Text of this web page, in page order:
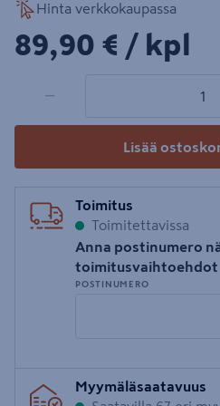
Hinta verkkokaupassa
89,90€/kpl
89,90 € / kpl
−
Lisää
Toimitus
Toimitettavissa
Anna postinumero
toimitusvaihtoehdot
POSTINUMERO
postinumero
Myymäläsaatavuus